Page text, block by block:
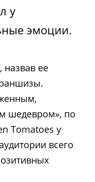
у
эмоции.
назвав ее
шедевром», по
Tomatoes у
всего